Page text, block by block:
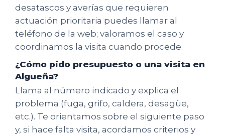
desatascos y averías que requieren
actuación prioritaria puedes llamar al
teléfono de la web; valoramos el caso y
coordinamos la visita cuando procede.
¿Cómo pido presupuesto o una visita en
Algueña?
Llama al número indicado y explica el
problema (fuga, grifo, caldera, desagüe,
etc.). Te orientamos sobre el siguiente paso
y, si hace falta visita, acordamos criterios y